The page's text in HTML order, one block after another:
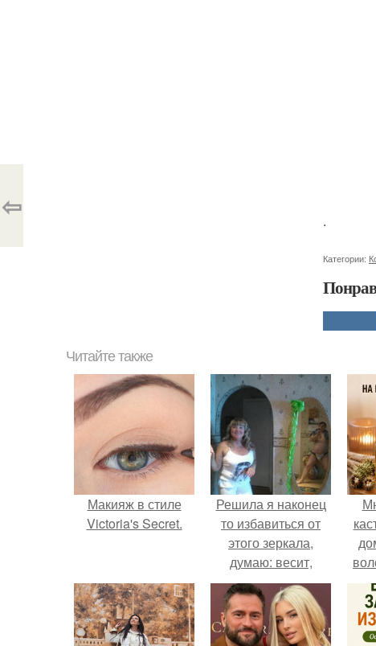
.
Категории:
⇦
Читайте также
Макияж в стиле
Victoria's Secret.
Решила я наконец
то избавиться от
этого зеркала,
думаю: весит,
мешается, продам.